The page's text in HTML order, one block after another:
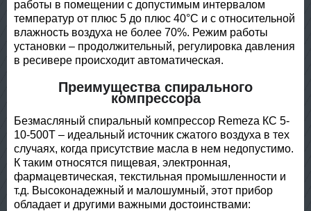
работы в помещении с допустимым интервалом
температур от плюс 5 до плюс 40°С и с относительной
влажность воздуха не более 70%. Режим работы
установки – продолжительный, регулировка давления
в ресивере происходит автоматическая.
Преимущества спирального
компрессора
Безмасляный спиральный компрессор Remeza КС 5-
10-500Т – идеальный источник сжатого воздуха в тех
случаях, когда присутствие масла в нем недопустимо.
К таким относятся пищевая, электронная,
фармацевтическая, текстильная промышленности и
т.д. Высоконадежный и малошумный, этот прибор
обладает и другими важными достоинствами: